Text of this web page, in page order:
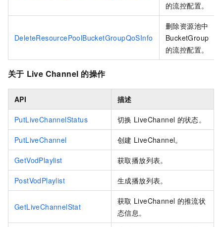
的流控配置。
DeleteResourcePoolBucketGroupQoSInfo
删除资源池中
BucketGroup
的流控配置。
关于 Live Channel 的操作
API 描述
PutLiveChannelStatus 切换 LiveChannel 的状态。
PutLiveChannel 创建 LiveChannel。
GetVodPlaylist 获取播放列表。
PostVodPlaylist 生成播放列表。
GetLiveChannelStat
获取 LiveChannel 的推流状
态信息。